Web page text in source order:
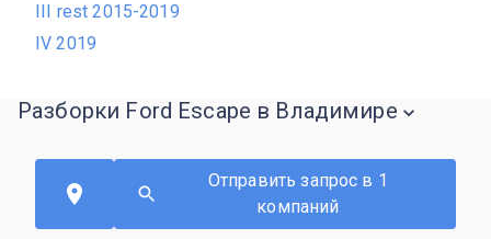
III rest 2015-2019
IV 2019
Разборки Ford Escape в Владимире
Отправить запрос в 1
компаний